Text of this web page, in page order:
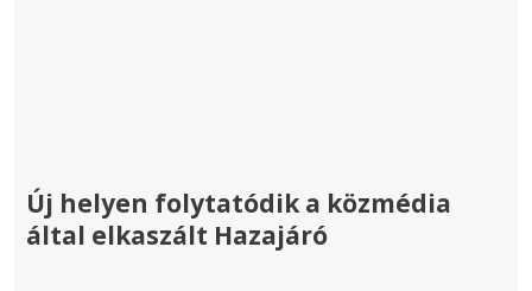
Új helyen folytatódik a közmédia
által elkaszált Hazajáró